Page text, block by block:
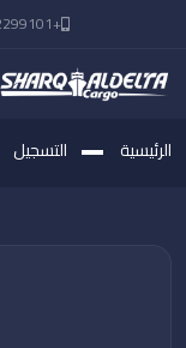
+971562299101
الرئيسية التسجيل